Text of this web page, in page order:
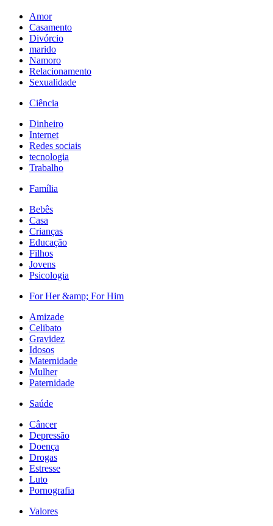
Amor
Casamento
Divórcio
marido
Namoro
Relacionamento
Sexualidade
Ciência
Dinheiro
Internet
Redes sociais
tecnologia
Trabalho
Família
Bebês
Casa
Crianças
Educação
Filhos
Jovens
Psicologia
For Her &amp; For Him
Amizade
Celibato
Gravidez
Idosos
Maternidade
Mulher
Paternidade
Saúde
Câncer
Depressão
Doença
Drogas
Estresse
Luto
Pornografia
Valores